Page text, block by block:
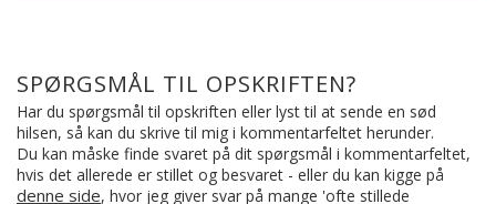
SPØRGSMÅL TIL OPSKRIFTEN?
Har du spørgsmål til opskriften eller lyst til at sende en sød
hilsen, så kan du skrive til mig i kommentarfeltet herunder.
Du kan måske finde svaret på dit spørgsmål i kommentarfeltet,
hvis det allerede er stillet og besvaret - eller du kan kigge på
denne side, hvor jeg giver svar på mange 'ofte stillede